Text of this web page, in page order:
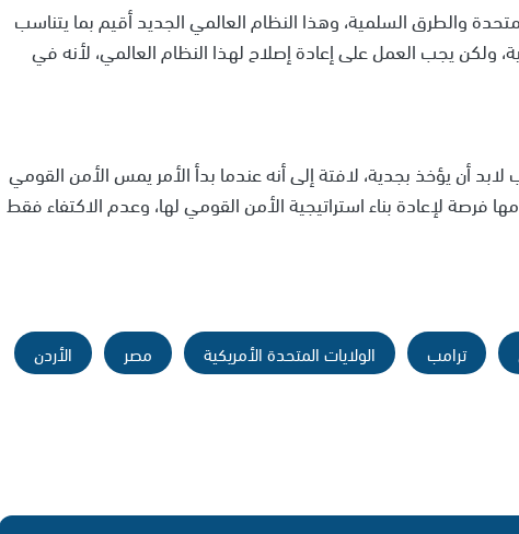
والطرق السلمية، وهذا النظام العالمي الجديد أقيم بما يتناسب
ولكن يجب العمل على إعادة إصلاح لهذا النظام العالمي، لأنه في
أن يؤخذ بجدية، لافتة إلى أنه عندما بدأ الأمر يمس الأمن القومي
فرصة لإعادة بناء استراتيجية الأمن القومي لها، وعدم الاكتفاء فقط
ترامب الولايات المتحدة الأمريكية مصر
الأردن